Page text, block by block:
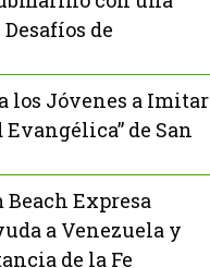
de
los Jóvenes a Imitar
de San
Beach Expresa
a Venezuela y
de la Fe